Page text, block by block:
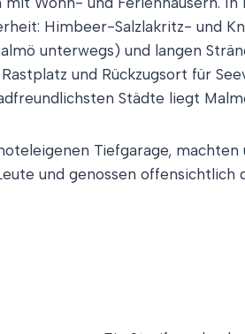
Himbeer-Salzlakritz- und
unterwegs) und langen
und Rückzugsort für
Städte liegt
Tiefgarage, machten
und genossen offensichtlich